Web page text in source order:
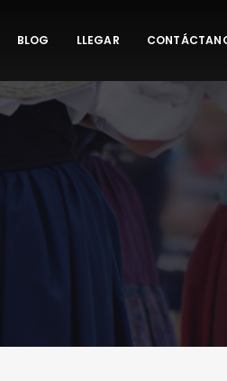
BLOG LLEGAR